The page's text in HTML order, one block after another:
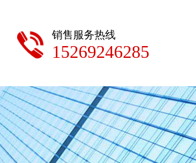
销售服务热线
15269246285